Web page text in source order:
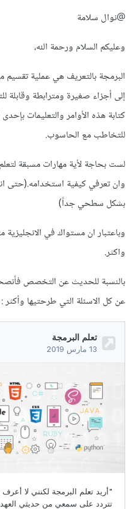
@نوال سلامة
وعليكم السلام ورحمة الله،
البرمجة بالتعريف هي عملية تقسيم
إلى أجزاء صغيرة ومترابطة وقابلة
كتابة هذه الأوامر والتعليمات
للتخاطب مع الحاسوب.
لست بحاجة لأية مهارات مسبقة
وان تعرفي كيفية استخدامه.(حتى
بشكل سطحي جداً)
وباعتبار ان مستواك في
واكثر.
بالنسبة للحديث عن التخصص فأنصحك
عن كل الاسئلة التي طرحتيها وأكثر :